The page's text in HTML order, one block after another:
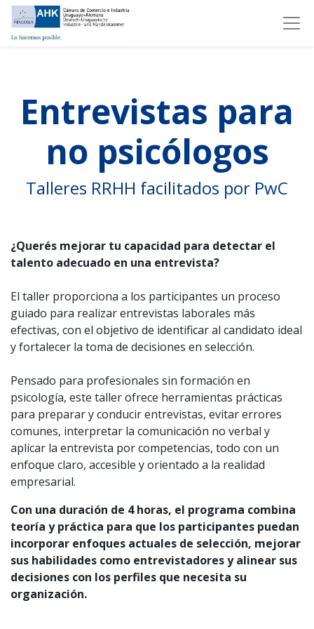
Entrevistas para
no psicólogos
Talleres RRHH facilitados por PwC
¿Querés mejorar tu capacidad para detectar el
talento adecuado en una entrevista?
El taller proporciona a los participantes un proceso
guiado para realizar entrevistas laborales más
efectivas, con el objetivo de identificar al candidato ideal
y fortalecer la toma de decisiones en selección.
Pensado para profesionales sin formación en
psicología, este taller ofrece herramientas prácticas
para preparar y conducir entrevistas, evitar errores
comunes, interpretar la comunicación no verbal y
aplicar la entrevista por competencias, todo con un
enfoque claro, accesible y orientado a la realidad
empresarial.
Con una duración de 4 horas, el programa combina
teoría y práctica para que los participantes puedan
incorporar enfoques actuales de selección, mejorar
sus habilidades como entrevistadores y alinear sus
decisiones con los perfiles que necesita su
organización.